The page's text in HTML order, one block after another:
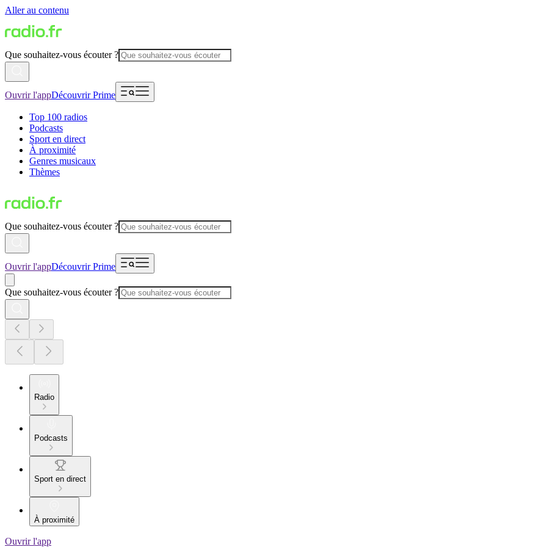
Aller au contenu
Que souhaitez-vous écouter ?
Ouvrir l'appDécouvrir Prime
Top 100 radios
Podcasts
Sport en direct
À proximité
Genres musicaux
Thèmes
Que souhaitez-vous écouter ?
Ouvrir l'appDécouvrir Prime
Que souhaitez-vous écouter ?
Radio
Podcasts
Sport en direct
À proximité
Ouvrir l'app